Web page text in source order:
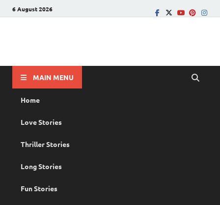
6 August 2026
MAIN MENU
Home
Love Stories
Thriller Stories
Long Stories
Fun Stories